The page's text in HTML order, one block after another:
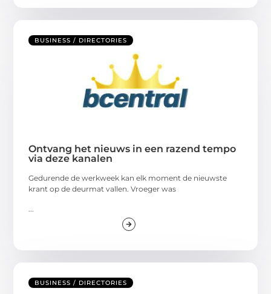
BUSINESS / DIRECTORIES
Ontvang het nieuws in een razend tempo
via deze kanalen
Gedurende de werkweek kan elk moment de nieuwste
krant op de deurmat vallen. Vroeger was
BUSINESS / DIRECTORIES